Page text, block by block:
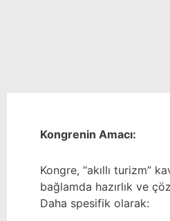
Kongrenin Amacı:
Kongre, “akıllı turizm”
bağlamda hazırlık ve
Daha spesifik olarak: